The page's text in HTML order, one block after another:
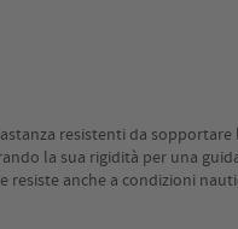
resistenti da
la sua rigidità per una
anche a condizioni